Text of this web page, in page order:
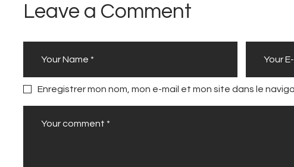
Leave a Comment
Enregistrer mon nom, mon e-mail et mon site dans le